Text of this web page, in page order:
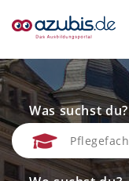
Was suchst du?